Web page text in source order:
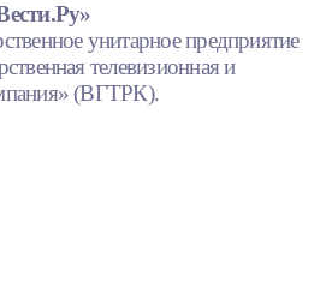
унитарное предприятие
телевизионная и
(ВГТРК).